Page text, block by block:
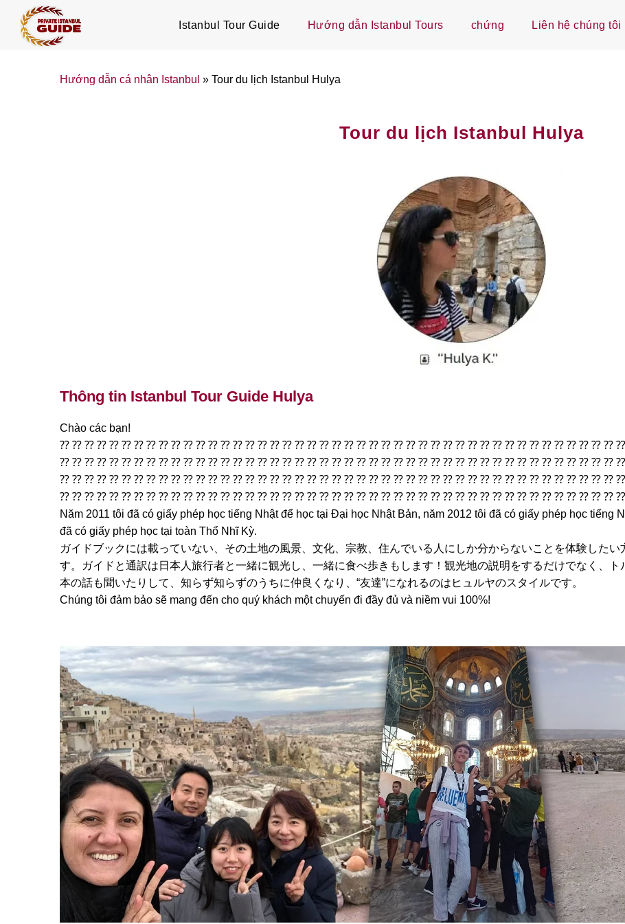
Istanbul Tour Guide Hướng dẫn Istanbul Tours chứng Liên hệ chúng tôi
Hướng dẫn cá nhân Istanbul » Tour du lịch Istanbul Hulya
Tour du lịch Istanbul Hulya
Thông tin Istanbul Tour Guide Hulya
Chào các bạn!
⁇ ⁇ ⁇ ⁇ ⁇ ⁇ ⁇ ⁇ ⁇ ⁇ ⁇ ⁇ ⁇ ⁇ ⁇ ⁇ ⁇ ⁇ ⁇ ⁇ ⁇ ⁇ ⁇ ⁇ ⁇ ⁇ ⁇ ⁇ ⁇ ⁇ ⁇ ⁇ ⁇ ⁇ ⁇ ⁇ ⁇ ⁇ ⁇ ⁇ ⁇ ⁇ ⁇ ⁇ ⁇
⁇ ⁇ ⁇ ⁇ ⁇ ⁇ ⁇ ⁇ ⁇ ⁇ ⁇ ⁇ ⁇ ⁇ ⁇ ⁇ ⁇ ⁇ ⁇ ⁇ ⁇ ⁇ ⁇ ⁇ ⁇ ⁇ ⁇ ⁇ ⁇ ⁇ ⁇ ⁇ ⁇ ⁇ ⁇ ⁇ ⁇ ⁇ ⁇ ⁇ ⁇ ⁇ ⁇ ⁇ ⁇
⁇ ⁇ ⁇ ⁇ ⁇ ⁇ ⁇ ⁇ ⁇ ⁇ ⁇ ⁇ ⁇ ⁇ ⁇ ⁇ ⁇ ⁇ ⁇ ⁇ ⁇ ⁇ ⁇ ⁇ ⁇ ⁇ ⁇ ⁇ ⁇ ⁇ ⁇ ⁇ ⁇ ⁇ ⁇ ⁇ ⁇ ⁇ ⁇ ⁇ ⁇ ⁇ ⁇ ⁇ ⁇
⁇ ⁇ ⁇ ⁇ ⁇ ⁇ ⁇ ⁇ ⁇ ⁇ ⁇ ⁇ ⁇ ⁇ ⁇ ⁇ ⁇ ⁇ ⁇ ⁇ ⁇ ⁇ ⁇ ⁇ ⁇ ⁇ ⁇ ⁇ ⁇ ⁇ ⁇ ⁇ ⁇ ⁇ ⁇ ⁇ ⁇ ⁇ ⁇ ⁇ ⁇ ⁇ ⁇ ⁇ ⁇
Năm 2011 tôi đã có giấy phép học tiếng Nhật để học tại Đại học Nhật Bản, năm 2012 tôi đã có giấy phép học tiếng
đã có giấy phép học tại toàn Thổ Nhĩ Kỳ.
ガイドブックには載っていない、その土地の風景、文化、宗教、住んでいる人にしか分からないことを体験した
す。ガイドと通訳は日本人旅行者と一緒に観光し、一緒に食べ歩きもします！観光地の説明をするだけでなく、
本の話も聞いたりして、知らず知らずのうちに仲良くなり、“友達”になれるのはヒュルヤのスタイルです。
Chúng tôi đảm bảo sẽ mang đến cho quý khách một chuyến đi đầy đủ và niềm vui 100%!